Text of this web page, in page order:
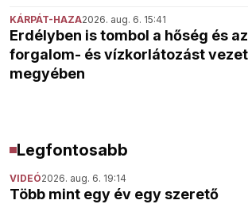
KÁRPÁT-HAZA2026. aug. 6. 15:41
Erdélyben is tombol a hőség és
forgalom- és vízkorlátozást
megyében
Legfontosabb
VIDEÓ2026. aug. 6. 19:14
Több mint egy év egy szerető